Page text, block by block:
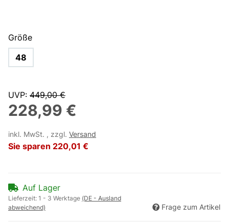
Größe
48
UVP: 449,00 €
228,99 €
inkl. MwSt. , zzgl. Versand
Sie sparen 220,01 €
Auf Lager
Lieferzeit: 1 - 3 Werktage (DE - Ausland
abweichend)
Frage zum Artikel